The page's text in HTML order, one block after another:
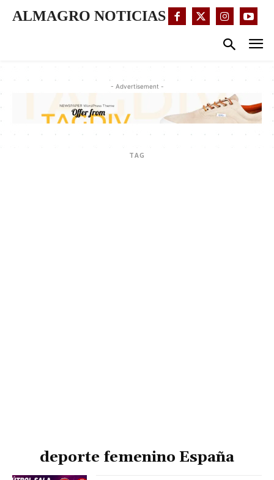
ALMAGRO NOTICIAS
- Advertisement -
TAG
deporte femenino España